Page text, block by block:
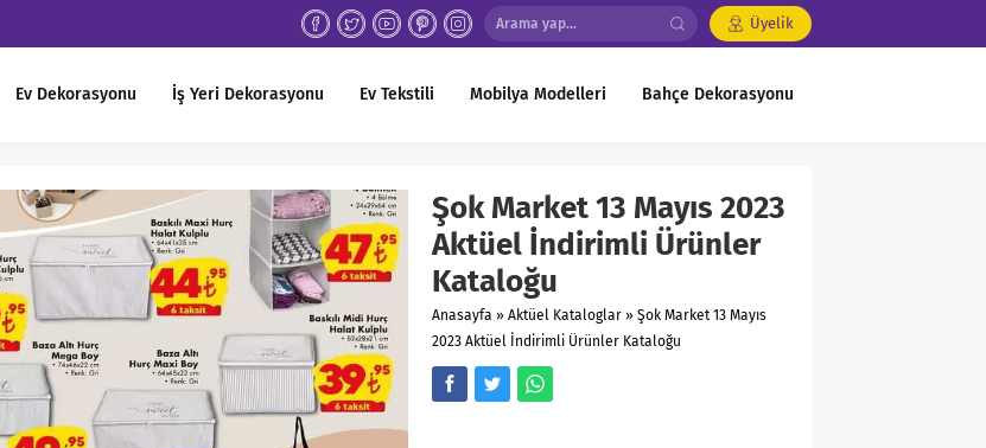
Üyelik
Ev Dekorasyonu İş Yeri Dekorasyonu Ev Tekstili Mobilya Modelleri Bahçe Dekorasyonu
Şok Market 13 Mayıs 2023
Aktüel İndirimli Ürünler
Kataloğu
Anasayfa » Aktüel Kataloglar » Şok Market 13 Mayıs
2023 Aktüel İndirimli Ürünler Kataloğu